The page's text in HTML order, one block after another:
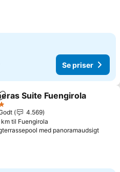
Se priser
Føj til favoritter
Suite Fuengirola
4.569
til Fuengirola
med panoramaudsigt